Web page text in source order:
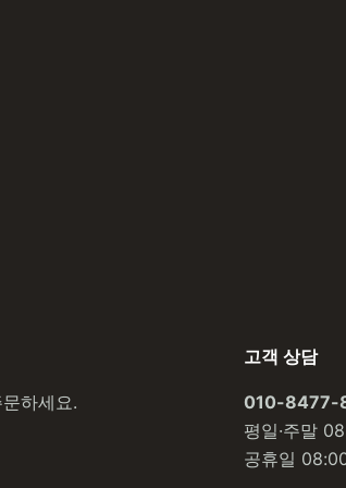
하세요.
고객 상담
010-8477-
평일·주말
공휴일